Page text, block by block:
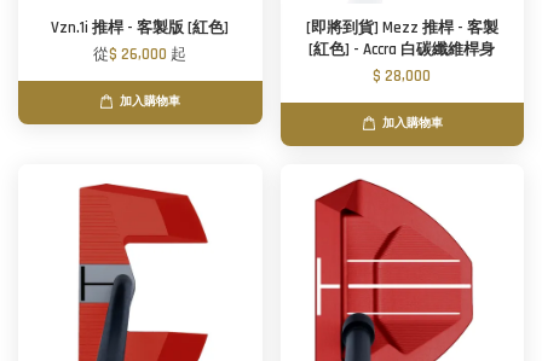
Vzn.1i 推桿 - 客製版 [紅色]
從$ 26,000 起
加入購物車
[即將到貨] Mezz 推桿 - 客製
[紅色] - Accra 白碳纖維桿身
$ 28,000
加入購物車